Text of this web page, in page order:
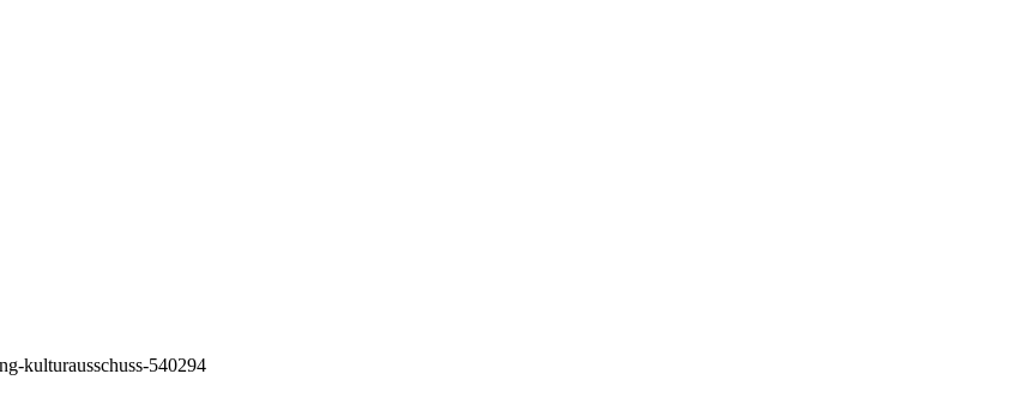
kulturausschuss-540294